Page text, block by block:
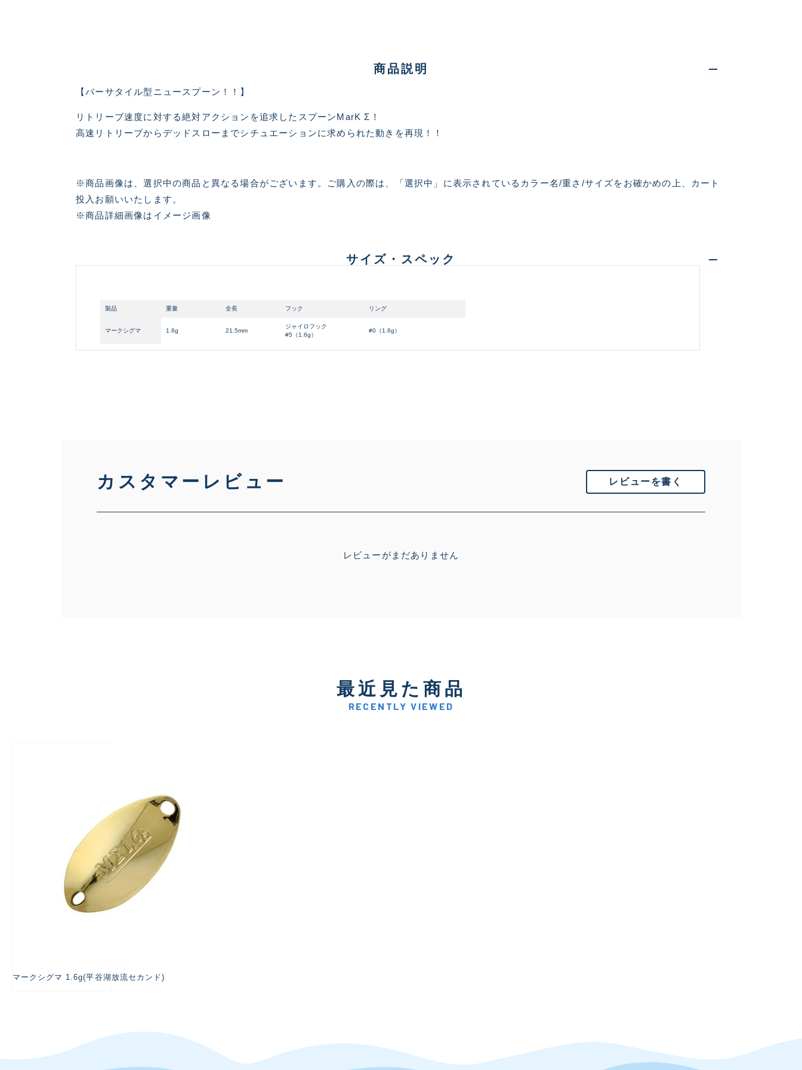
C
C-
著しく状態が悪いが使用はできるもの、改造
商品説明
【バーサタイル型ニュースプーン！！】
リトリーブ速度に対する絶対アクションを追求したスプーンMarK Σ！
高速リトリーブからデッドスローまでシチュエーションに求められた動きを再現！！
※商品画像は、選択中の商品と異なる場合がございます。ご購入の際は、「選択中」に表示されているカラー名/重さ/サイズをお確かめの上、カート
投入お願いいたします。
※商品詳細画像はイメージ画像
サイズ・スペック
製品 重量 全長 フック リング
マークシグマ 1.6g 21.5mm
ジャイロフック
#5（1.6g）
#0（1.6g）
カスタマーレビュー レビューを書く
レビューがまだありません
最近見た商品
RECENTLY VIEWED
マークシグマ 1.6g(平谷湖放流セカンド)